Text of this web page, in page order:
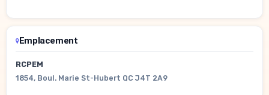
Emplacement
RCPEM
1854, Boul. Marie St-Hubert QC J4T 2A9